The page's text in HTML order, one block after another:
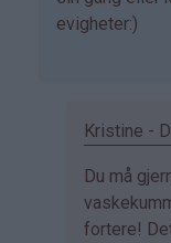
Elinda
evigheter:)
Kristine -
Som
svar
på
Du må
fortere!